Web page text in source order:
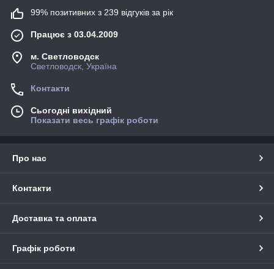
99% позитивних з 239 відгуків за рік
Працює з 03.04.2009
м. Светловодск
Светловодск, Україна
Контакти
Сьогодні вихідний
Показати весь графік роботи
Про нас
Контакти
Доставка та оплата
Графік роботи